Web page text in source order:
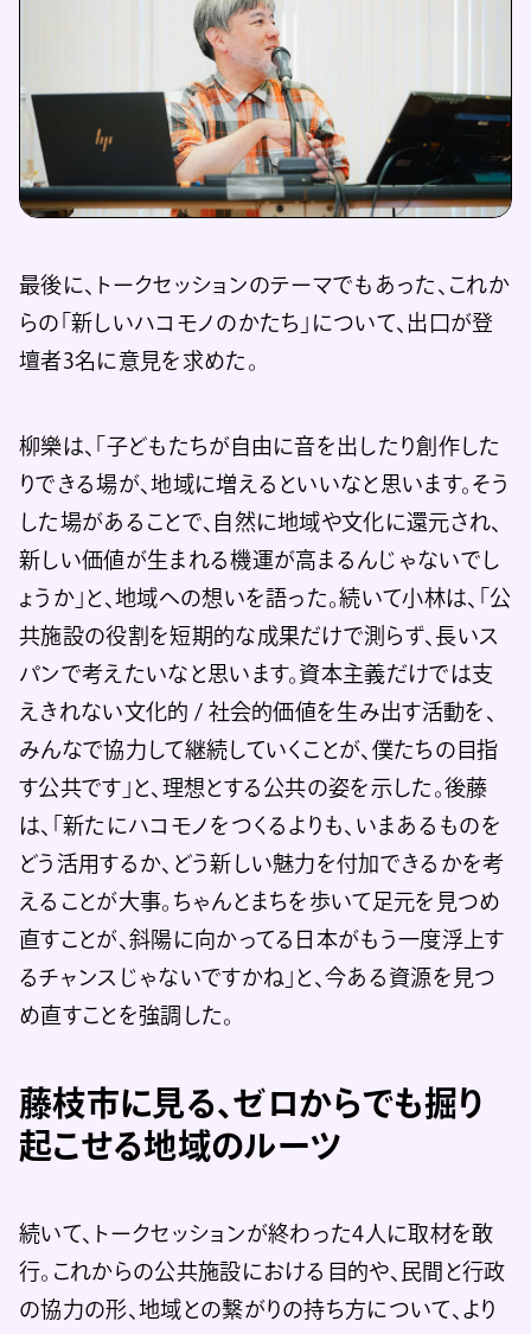
最後に、トークセッションのテーマでもあった、これか
らの「新しいハコモノのかたち」について、出口が登
壇者3名に意見を求めた。
柳樂は、「子どもたちが自由に音を出したり創作した
りできる場が、地域に増えるといいなと思います。そう
した場があることで、自然に地域や文化に還元され、
新しい価値が生まれる機運が高まるんじゃないでし
ょうか」と、地域への想いを語った。続いて小林は、「公
共施設の役割を短期的な成果だけで測らず、長いス
パンで考えたいなと思います。資本主義だけでは支
えきれない文化的 / 社会的価値を生み出す活動を、
みんなで協力して継続していくことが、僕たちの目指
す公共です」と、理想とする公共の姿を示した。後藤
は、「新たにハコモノをつくるよりも、いまあるものを
どう活用するか、どう新しい魅力を付加できるかを考
えることが大事。ちゃんとまちを歩いて足元を見つめ
直すことが、斜陽に向かってる日本がもう一度浮上す
るチャンスじゃないですかね」と、今ある資源を見つ
め直すことを強調した。
藤枝市に見る、ゼロからでも掘り
起こせる地域のルーツ
続いて、トークセッションが終わった4人に取材を敢
行。これからの公共施設における目的や、民間と行政
の協力の形、地域との繋がりの持ち方について、より